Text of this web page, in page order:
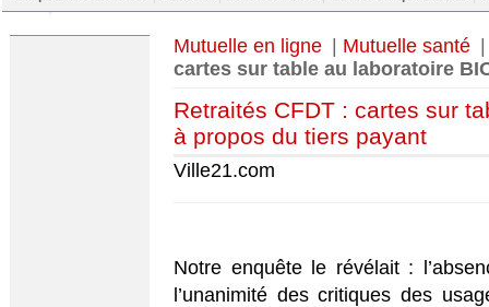
Mutuelle en ligne Mutuelle santé
cartes sur table au laboratoire
Retraités CFDT : cartes sur
à propos du tiers payant
Ville21.com
Notre enquête le révélait :
l’unanimité des critiques des